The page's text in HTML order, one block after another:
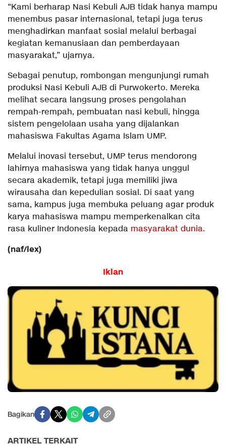
“Kami berharap Nasi Kebuli AJB tidak hanya mampu
menembus pasar internasional, tetapi juga terus
menghadirkan manfaat sosial melalui berbagai
kegiatan kemanusiaan dan pemberdayaan
masyarakat,” ujarnya.
Sebagai penutup, rombongan mengunjungi rumah
produksi Nasi Kebuli AJB di Purwokerto. Mereka
melihat secara langsung proses pengolahan
rempah-rempah, pembuatan nasi kebuli, hingga
sistem pengelolaan usaha yang dijalankan
mahasiswa Fakultas Agama Islam UMP.
Melalui inovasi tersebut, UMP terus mendorong
lahirnya mahasiswa yang tidak hanya unggul
secara akademik, tetapi juga memiliki jiwa
wirausaha dan kepedulian sosial. Di saat yang
sama, kampus juga membuka peluang agar produk
karya mahasiswa mampu memperkenalkan cita
rasa kuliner Indonesia kepada masyarakat dunia.
(naf/lex)
Iklan
Bagikan
ARTIKEL TERKAIT